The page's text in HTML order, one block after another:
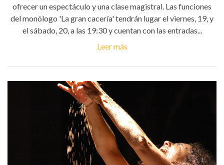
ofrecer un espectáculo y una clase magistral. Las funciones
del monólogo 'La gran cacería' tendrán lugar el viernes, 19, y
el sábado, 20, a las 19:30 y cuentan con las entradas...
Leer más